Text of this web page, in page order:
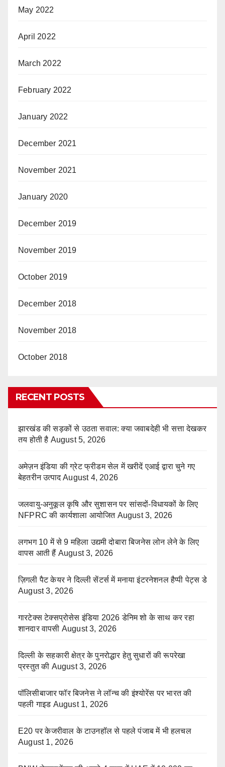
May 2022
April 2022
March 2022
February 2022
January 2022
December 2021
November 2021
January 2020
December 2019
November 2019
October 2019
December 2018
November 2018
October 2018
RECENT POSTS
झारखंड की सड़कों से उठता सवाल: क्या जवाबदेही भी सत्ता देखकर
तय होती है August 5, 2026
अमेज़न इंडिया की ग्रेट फ्रीडम सेल में खरीदें एआई द्वारा चुने गए
बेहतरीन उत्पाद August 4, 2026
जलवायु-अनुकूल कृषि और सुशासन पर सांसदों-विधायकों के लिए
NFPRC की कार्यशाला आयोजित August 3, 2026
लगभग 10 में से 9 महिला उद्यमी दोबारा बिजनेस लोन लेने के लिए
वापस आती हैं August 3, 2026
ज़िगली पैट केयर ने दिल्ली सेंटर्स में मनाया इंटरनेशनल हैप्पी पेट्स डे
August 3, 2026
गारटेक्स टेक्सप्रोसेस इंडिया 2026 डेनिम शो के साथ कर रहा
शानदार वापसी August 3, 2026
दिल्ली के सहकारी क्षेत्र के पुनरोद्धार हेतु सुधारों की रूपरेखा
प्रस्तुत की August 3, 2026
पॉलिसीबाजार फॉर बिजनेस ने लॉन्च की इंश्योरेंस पर भारत की
पहली गाइड August 1, 2026
E20 पर केजरीवाल के टाउनहॉल से पहले पंजाब में भी हलचल
August 1, 2026